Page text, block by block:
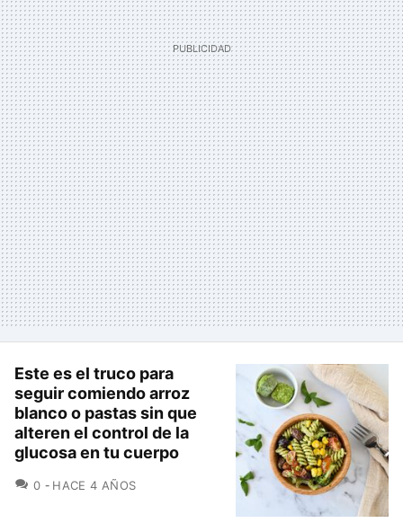
Este es el truco para
seguir comiendo arroz
blanco o pastas sin que
alteren el control de la
glucosa en tu cuerpo
0 COMENTARIOS
HACE 4 AÑOS